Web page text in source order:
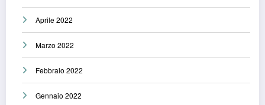
Aprile 2022
Marzo 2022
Febbraio 2022
Gennaio 2022